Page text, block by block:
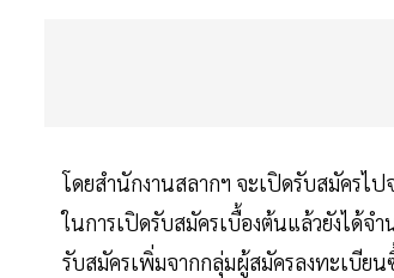
โดยสำนักงานสลากฯ จะเปิดรับสมัครไ
ในการเปิดรับสมัครเบื้องต้นแล้วยังได้
รับสมัครเพิ่มจากกลุ่มผู้สมัครลงทะเบีย